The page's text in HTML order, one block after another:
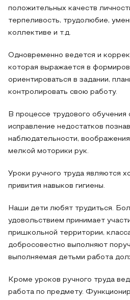
положительных качеств
терпеливость, трудолюбие,
коллективе и т.д.
Одновременно ведется и
которая выражается в
ориентироваться в задании,
контролировать свою работу.
В процессе трудового обучения
исправление недостатков
наблюдательности,
мелкой моторики рук.
Уроки ручного труда являются
привития навыков гигиены.
Наши дети любят трудиться.
удовольствием принимает
пришкольной территории,
добросовестно выполняют
выполняемая детьми работа
Кроме уроков ручного труда
работа по предмету.